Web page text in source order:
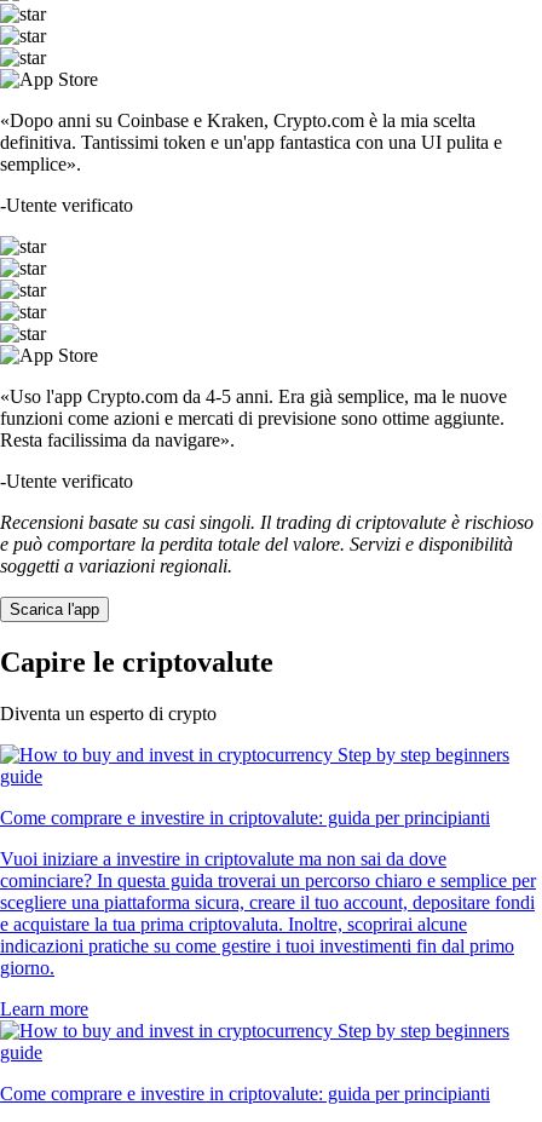
«Dopo anni su Coinbase e Kraken, Crypto.com è la mia scelta
definitiva. Tantissimi token e un'app fantastica con una UI pulita e
semplice».
-Utente verificato
«Uso l'app Crypto.com da 4-5 anni. Era già semplice, ma le nuove
funzioni come azioni e mercati di previsione sono ottime aggiunte.
Resta facilissima da navigare».
-Utente verificato
Recensioni basate su casi singoli. Il trading di criptovalute è rischioso
e può comportare la perdita totale del valore. Servizi e disponibilità
soggetti a variazioni regionali.
Scarica l'app
Capire le criptovalute
Diventa un esperto di crypto
Come comprare e investire in criptovalute: guida per principianti
Vuoi iniziare a investire in criptovalute ma non sai da dove
cominciare? In questa guida troverai un percorso chiaro e semplice per
scegliere una piattaforma sicura, creare il tuo account, depositare fondi
e acquistare la tua prima criptovaluta. Inoltre, scoprirai alcune
indicazioni pratiche su come gestire i tuoi investimenti fin dal primo
giorno.
Learn more
Come comprare e investire in criptovalute: guida per principianti